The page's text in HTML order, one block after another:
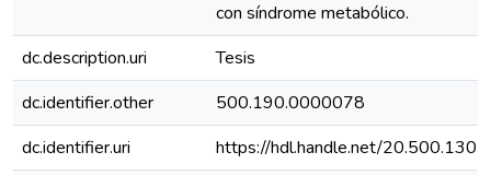
con síndrome metabólico.
dc.description.uri
Tesis
dc.identifier.other
500.190.0000078
dc.identifier.uri
https://hdl.handle.net/